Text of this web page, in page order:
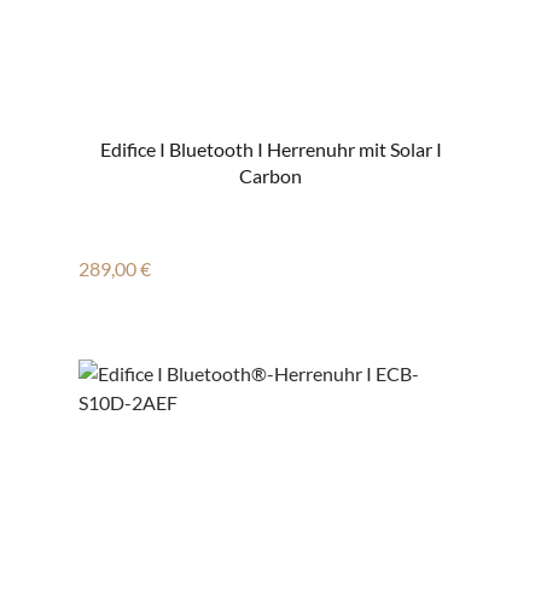
Edifice I Bluetooth I Herrenuhr mit Solar I
Carbon
Regulärer Preis:
289,00 €